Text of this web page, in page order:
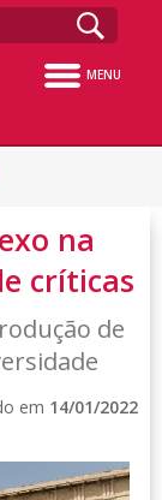
MENU
na
críticas
de
em 14/01/2022